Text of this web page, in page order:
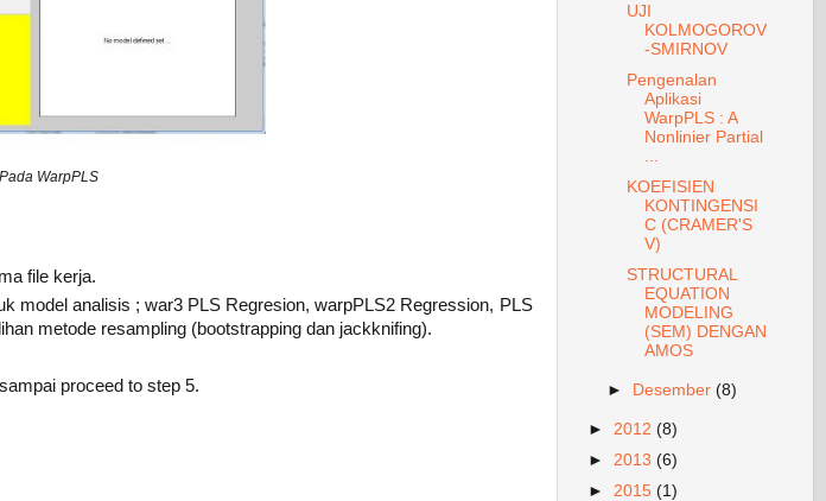
WarpPLS
file kerja.
model analisis ; war3 PLS Regresion, warpPLS2 Regression, PLS
metode resampling (bootstrapping dan jackknifing).
proceed to step 5.
UJI
KOLMOGOROV
-SMIRNOV
Pengenalan
Aplikasi
WarpPLS : A
Nonlinier Partial
KOEFISIEN
KONTINGENSI
C (CRAMER'S
V)
STRUCTURAL
EQUATION
MODELING
(SEM) DENGAN
AMOS
► Desember (8)
► 2012 (8)
► 2013 (6)
► 2015 (1)